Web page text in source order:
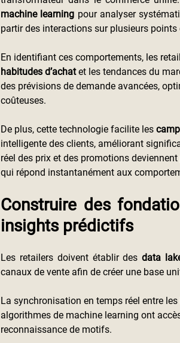
machine learning pour analyser
partir des interactions sur plusieurs points
En identifiant ces comportements, les
habitudes d’achat et les tendances du
des prévisions de demande avancées,
coûteuses.
De plus, cette technologie facilite les
intelligente des clients, améliorant
réel des prix et des promotions
qui répond instantanément aux
Construire des
insights prédictifs
Les retailers doivent établir des data
canaux de vente afin de créer une base
La synchronisation en temps réel entre
algorithmes de machine learning ont
reconnaissance de motifs.